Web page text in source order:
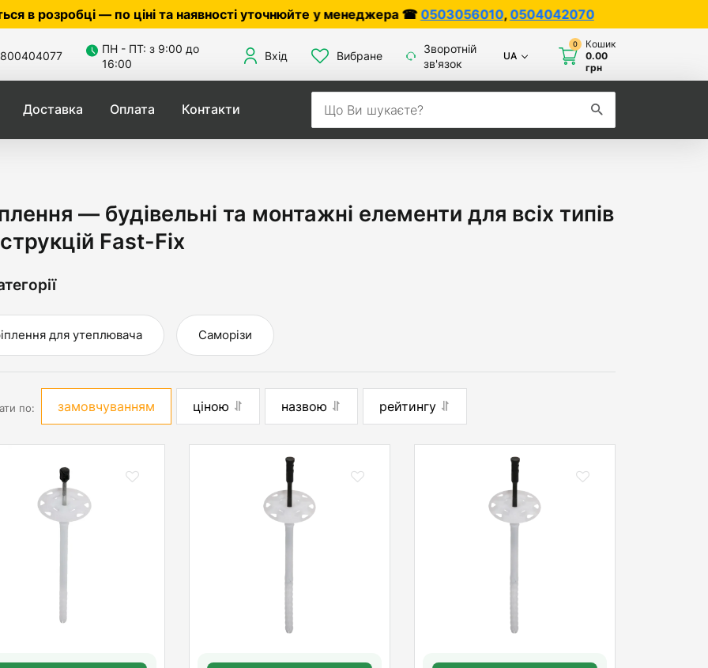
по ціні та наявності уточнюйте у менеджера ☎0503056010 ,0504042070
ПН - ПТ: з 9:00 до
16:00
Вхід Вибране
Зворотній
зв'язок
UA
0
Кошик
0.00
грн
Доставка Оплата Контакти
— будівельні та монтажні елементи для всіх типів
Fast-Fix
для утеплювача Саморізи
по: замовчуванням ціною назвою рейтингу